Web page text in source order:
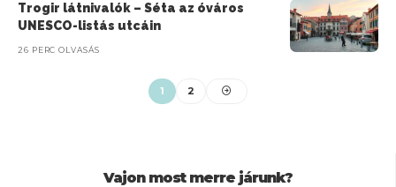
Trogir látnivalók – Séta az óváros
UNESCO-listás utcáin
26 PERC OLVASÁS
1 2
Vajon most merre járunk?